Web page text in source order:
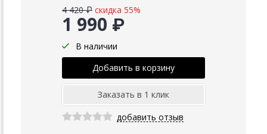
1 990 ₽
4 420 ₽ скидка 55%
В наличии
добавить отзыв